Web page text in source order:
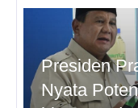
Presiden
Nyata